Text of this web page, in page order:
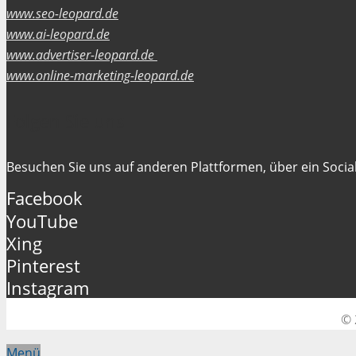
www.seo-leopard.de
www.ai-leopard.de
www.advertiser-leopard.de
www.online-marketing-leopard.de
Besuchen Sie uns auf anderen Plattformen, über ein
Facebook
YouTube
Xing
Pinterest
Instagram
©